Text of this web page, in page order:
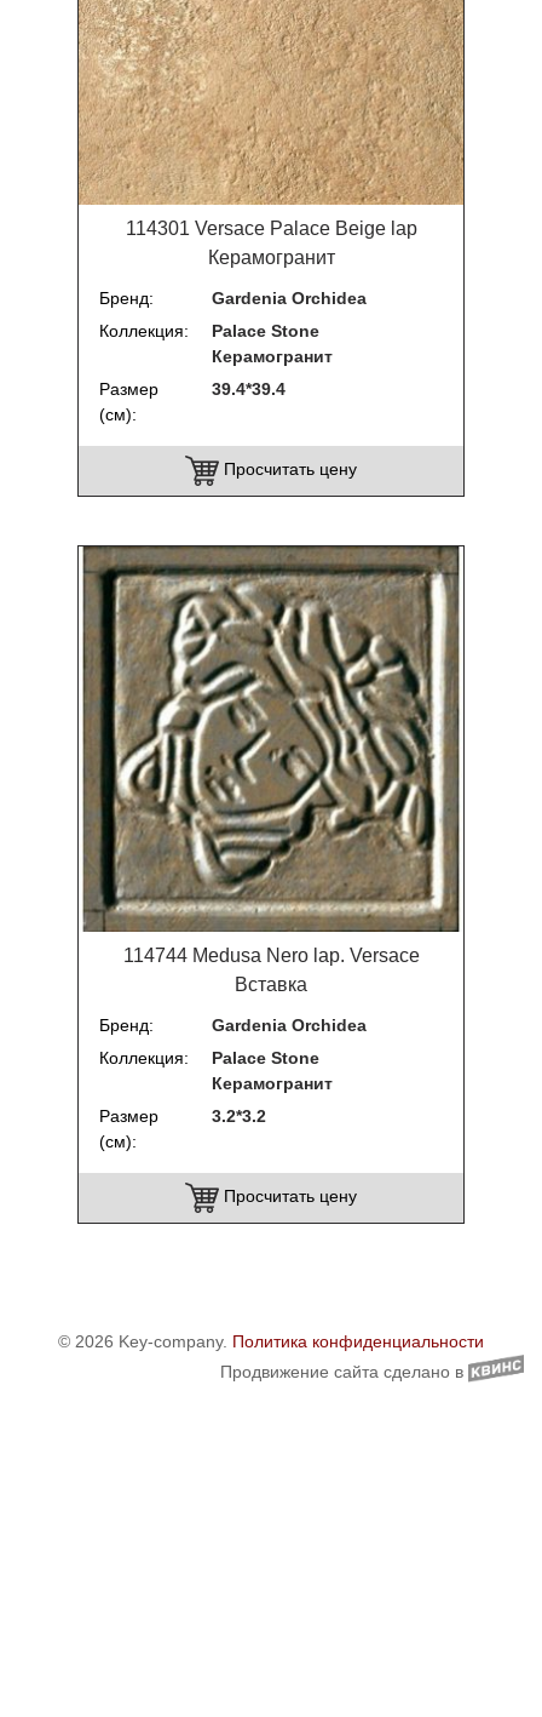
114301 Versace Palace Beige lap
Керамогранит
Бренд
Gardenia Orchidea
Коллекция
Palace Stone
Керамогранит
Размер
(см)
39.4*39.4
Просчитать цену
114744 Medusa Nero lap. Versace
Вставка
Бренд
Gardenia Orchidea
Коллекция
Palace Stone
Керамогранит
Размер
(см)
3.2*3.2
Просчитать цену
© 2026 Key-company. Политика конфиденциальности
Продвижение сайта сделано в